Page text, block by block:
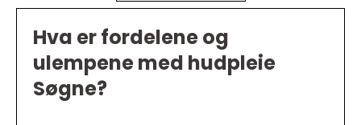
Hva er fordelene og
ulempene med hudpleie
Søgne?